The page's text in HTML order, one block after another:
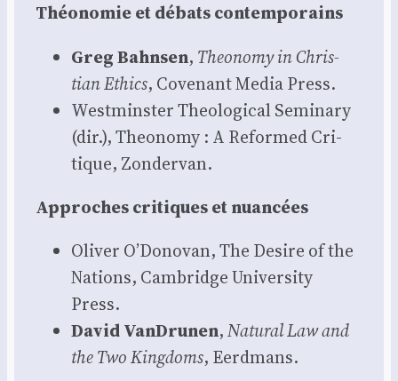
Théo­no­mie et débats contem­po­rains
Greg Bahn­sen, Theo­no­my in Chris­
tian Ethics, Cove­nant Media Press.
West­mins­ter Theo­lo­gi­cal Semi­na­ry
(dir.), Theo­no­my : A Refor­med Cri­
tique, Zon­der­van.
Approches cri­tiques et nuan­cées
Oli­ver O’Donovan, The Desire of the
Nations, Cam­bridge Uni­ver­si­ty
Press.
David Van­Dru­nen,Natu­ral Law and
the Two King­doms, Eerd­mans.